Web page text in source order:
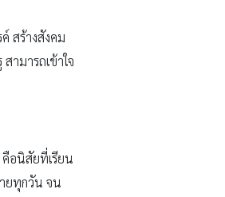
สร้างสังคม
ามารถเข้าใจ
คือนิสัยที่เรียน
ยทุกวัน จน